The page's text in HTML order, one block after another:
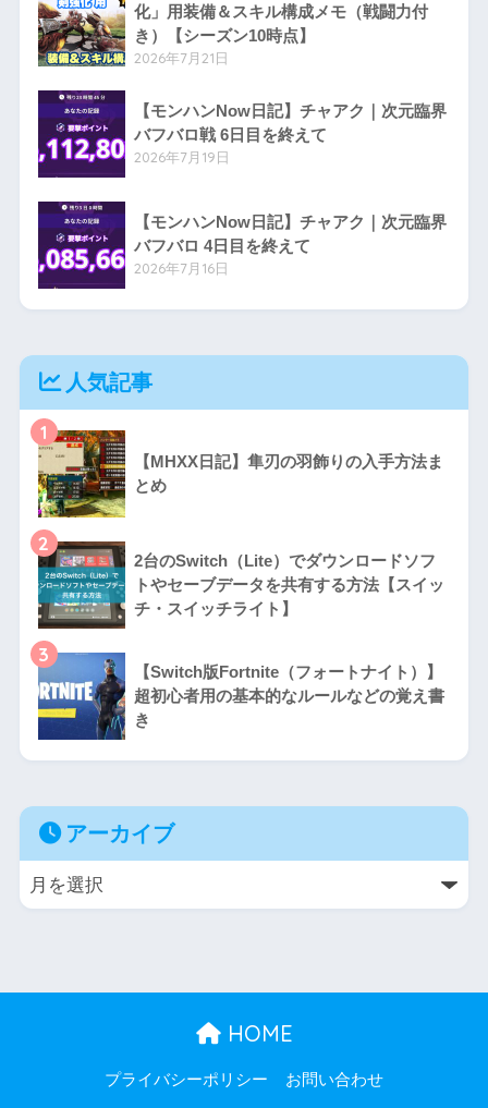
化」用装備＆スキル構成メモ（戦闘力付
き）【シーズン10時点】
2026年7月21日
【モンハンNow日記】チャアク｜次元臨界
バフバロ戦 6日目を終えて
2026年7月19日
【モンハンNow日記】チャアク｜次元臨界
バフバロ 4日目を終えて
2026年7月16日
人気記事
1
【MHXX日記】隼刃の羽飾りの入手方法ま
とめ
2
2台のSwitch（Lite）でダウンロードソフ
トやセーブデータを共有する方法【スイッ
チ・スイッチライト】
3
【Switch版Fortnite（フォートナイト）】
超初心者用の基本的なルールなどの覚え書
き
アーカイブ
HOME
プライバシーポリシー お問い合わせ